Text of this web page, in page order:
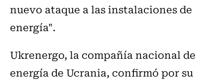
nuevo ataque a las instalaciones de
energía".
Ukrenergo, la compañía nacional de
energía de Ucrania, confirmó por su